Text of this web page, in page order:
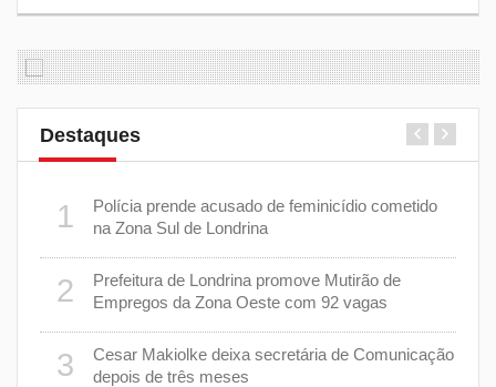
Destaques
1
Polícia prende acusado de feminicídio cometido
na Zona Sul de Londrina
2
Prefeitura de Londrina promove Mutirão de
Empregos da Zona Oeste com 92 vagas
3
Cesar Makiolke deixa secretária de Comunicação
depois de três meses